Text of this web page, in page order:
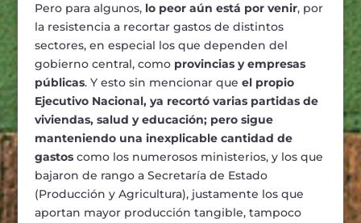
Pero para algunos, lo peor aún está por venir, por
la resistencia a recortar gastos de distintos
sectores, en especial los que dependen del
gobierno central, como provincias y empresas
públicas. Y esto sin mencionar que el propio
Ejecutivo Nacional, ya recortó varias partidas de
viviendas, salud y educación; pero sigue
manteniendo una inexplicable cantidad de
gastoscomo los numerosos ministerios, y los que
bajaron de rango a Secretaría de Estado
(Producción y Agricultura), justamente los que
aportan mayor producción tangible, tampoco